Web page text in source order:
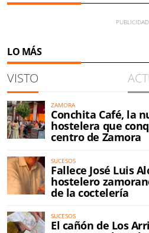
LO MÁS
VISTO
ZAMORA
Conchita Café, la
hostelera que
centro de Zamora
SUCESOS
Fallece José Luis
hostelero
de la coctelería
SUCESOS
El cañón de Los